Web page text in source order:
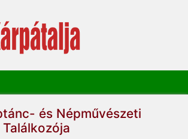
és Népművészeti